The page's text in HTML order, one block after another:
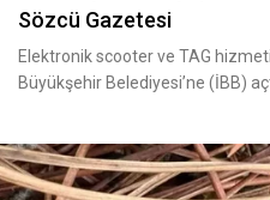
Sözcü Gazetesi
Elektronik scooter ve TAG hizmeti
Büyükşehir Belediyesi’ne (İBB)